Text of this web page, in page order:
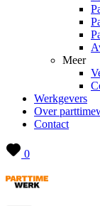
Meer
Werkgevers
Over
Contact
0